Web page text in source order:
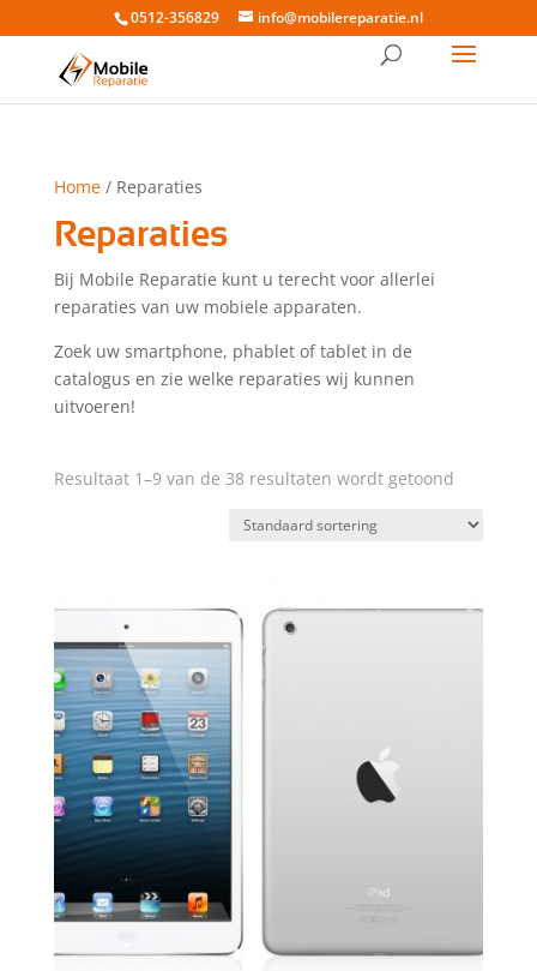
0512-356829 info@mobilereparatie.nl
Home/ Reparaties
Reparaties
Bij Mobile Reparatie kunt u terecht voor allerlei
reparaties van uw mobiele apparaten.
Zoek uw smartphone, phablet of tablet in de
catalogus en zie welke reparaties wij kunnen
uitvoeren!
Resultaat 1–9 van de 38 resultaten wordt getoond